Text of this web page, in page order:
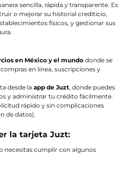
sencilla, rápida y transparente. Es
o mejorar su historial crediticio,
físicos, y gestionar sus
en México y el mundo donde se
en línea, suscripciones y
desde la app de Juzt, donde puedes
y administrar tu crédito fácilmente.
rápido y sin complicaciones
de datos).
la tarjeta Juzt:
necesitas cumplir con algunos